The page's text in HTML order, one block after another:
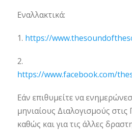
Εναλλακτικά:
1. https://
2.
https://www.facebook.com/
Εάν επιθυμείτε να
μηνιαίους Διαλογισμούς
καθώς και για τις άλλες